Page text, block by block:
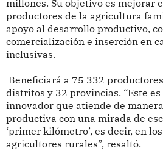
millones. Su objetivo es mejorar
productores de la agricultura
apoyo al desarrollo productivo,
comercialización e inserción en
inclusivas.
Beneficiará a 75 332
distritos y 32 provincias. “Este
innovador que atiende de
productiva con una mirada de
‘primer kilómetro’, es decir, en
agricultores rurales”, resaltó.